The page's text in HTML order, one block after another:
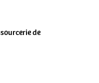
de